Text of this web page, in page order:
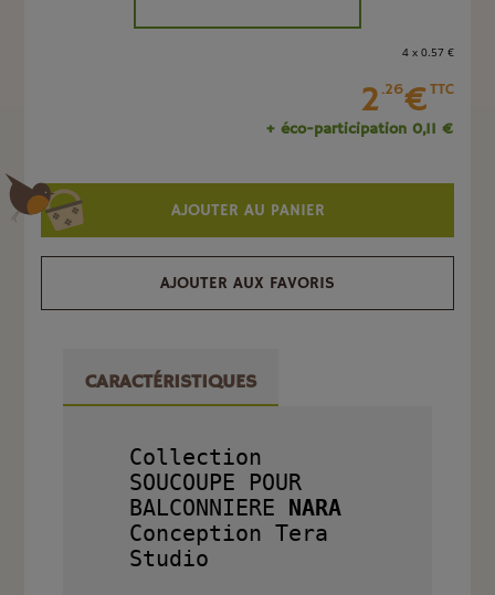
4 x 0.57 €
2.26€TTC
+ éco-participation 0,11 €
AJOUTER AU PANIER
AJOUTER AUX FAVORIS
CARACTÉRISTIQUES
Collection
SOUCOUPE POUR
BALCONNIERE NARA
Conception Tera
Studio